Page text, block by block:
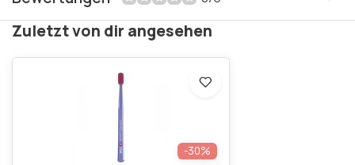
Zuletzt von dir angesehen
-30%